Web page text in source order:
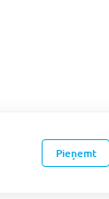
Fevex ©
Pieņemt